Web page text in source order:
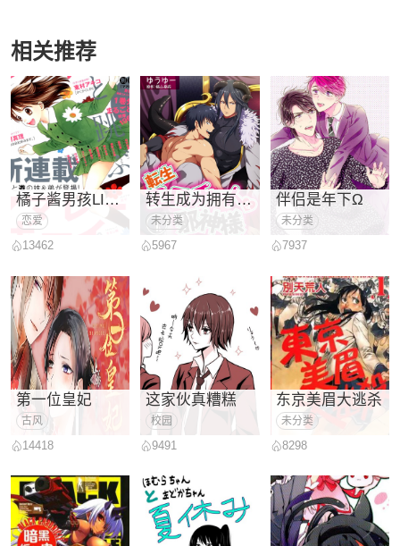
相关推荐
橘子酱男孩LITTLE
恋爱
13462
转生成为拥有工口外挂的邪神大人
未分类
5967
伴侣是年下Ω
未分类
7937
第一位皇妃
古风
14418
这家伙真糟糕
校园
9491
东京美眉大逃杀
未分类
8298